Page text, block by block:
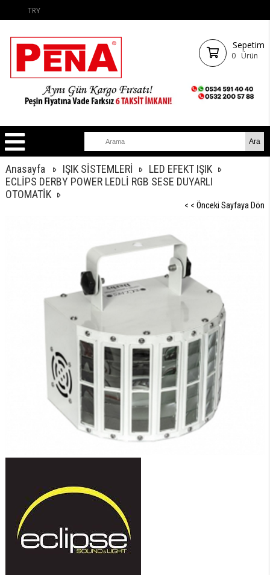
TRY
Sepetim
0 Ürün
Anasayfa IŞIK SİSTEMLERİ
LED EFEKT IŞIK
ECLİPS DERBY POWER LEDLİ RGB SESE DUYARLI
OTOMATİK
< < Önceki Sayfaya Dön